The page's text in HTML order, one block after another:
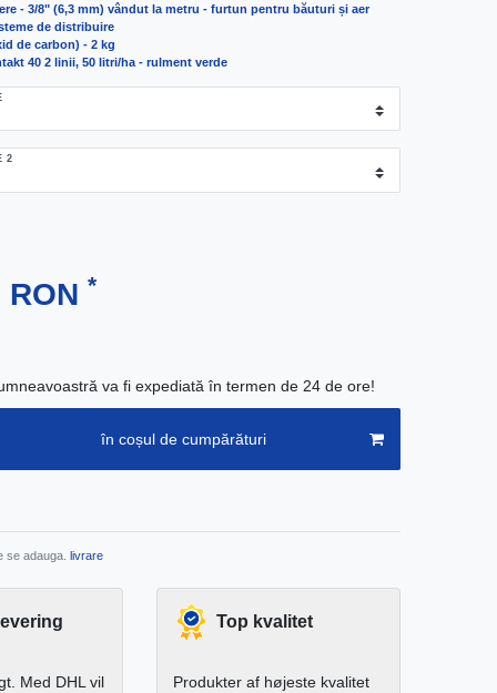
- 3/8" (6,3 mm) vândut la metru - furtun pentru băuturi și aer
de distribuire
de carbon) - 2 kg
40 2 linii, 50 litri/ha - rulment verde
2
RON *
va fi expediată în termen de 24 de ore!
în coșul de cumpărături
se adauga. livrare
Med DHL vil
Top kvalitet
Produkter af højeste kvalitet